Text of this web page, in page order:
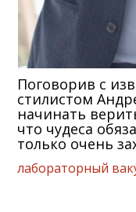
Поговорив с
стилистом
начинать
что чудеса
только очень
лабораторный